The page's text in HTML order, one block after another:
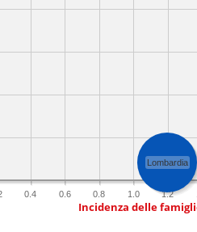
0.4 0.6 0.8 1.0 1.2
Lombardia
Incidenza delle